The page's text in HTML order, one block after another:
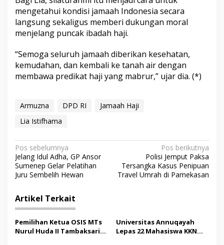
mengetahui kondisi jamaah Indonesia secara
langsung sekaligus memberi dukungan moral
menjelang puncak ibadah haji.
“Semoga seluruh jamaah diberikan kesehatan,
kemudahan, dan kembali ke tanah air dengan
membawa predikat haji yang mabrur,” ujar dia. (*)
Armuzna DPD RI
Jamaah Haji
Lia Istifhama
N
a
v
i
g
a
s
Pos sebelumnya
Jelang Idul Adha, GP Ansor
Sumenep Gelar Pelatihan
Juru Sembelih Hewan
Pos berikutnya
Polisi Jemput Paksa
Tersangka Kasus Penipuan
Travel Umrah di Pamekasan
Artikel Terkait
Pemilihan Ketua OSIS MTs
Nurul Huda II Tambaksari
Universitas Annuqayah
Lepas 22 Mahasiswa KKN